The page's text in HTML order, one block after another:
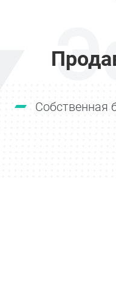
Собственная